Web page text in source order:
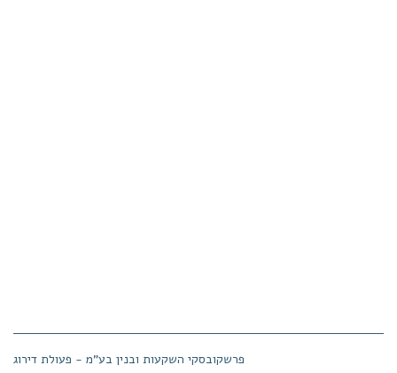
פרשקובסקי השקעות ובנין בע"מ - פעולת דירוג